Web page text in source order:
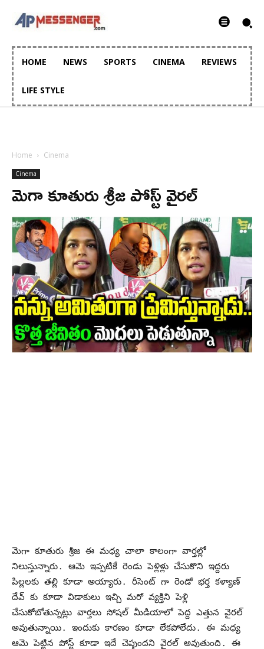
HOME NEWS SPORTS CINEMA REVIEWS
LIFE STYLE
Home Cinema
Cinema
మెగా కూతురు శ్రీజ పోస్ట్ వైరల్
మెగా కూతురు శ్రీజ ఈ మధ్య చాలా కాలంగా వార్తల్లో
నిలుస్తున్నారు. ఆమె ఇప్పటికే రెండు పెళ్లిళ్లు చేసుకొని ఇద్దరు
పిల్లలకు తల్లి కూడా అయ్యారు. రీసెంట్ గా రెండో భర్త కళ్యాణ్
దేవ్ కు కూడా విడాకులు ఇచ్చి మరో వ్యక్తిని పెళ్లి
చేసుకోబోతున్నట్లు వార్తలు సోషల్ మీడియాలో పెద్ద ఎత్తున వైరల్
అవుతున్నాయి. ఇందుకు కారణం కూడా లేకపోలేదు. ఈ మధ్య
ఆమె పెట్టిన పోస్ట్ కూడా ఇదే చెప్తుందని వైరల్ అవుతుంది. ఈ